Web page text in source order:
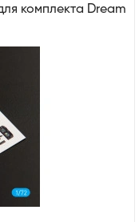
комплекта Dream